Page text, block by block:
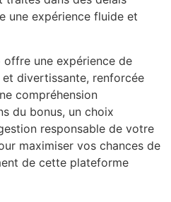
une expérience fluide et
offre une expérience de
divertissante, renforcée
compréhension
du bonus, un choix
responsable de votre
maximiser vos chances de
de cette plateforme